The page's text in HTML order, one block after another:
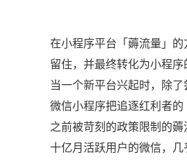
在小程序平台「薅流量」
留住，并最终转化为小程
当一个新平台兴起时，除
微信小程序把追逐红利者的
之前被苛刻的政策限制的薅
十亿月活跃用户的微信，